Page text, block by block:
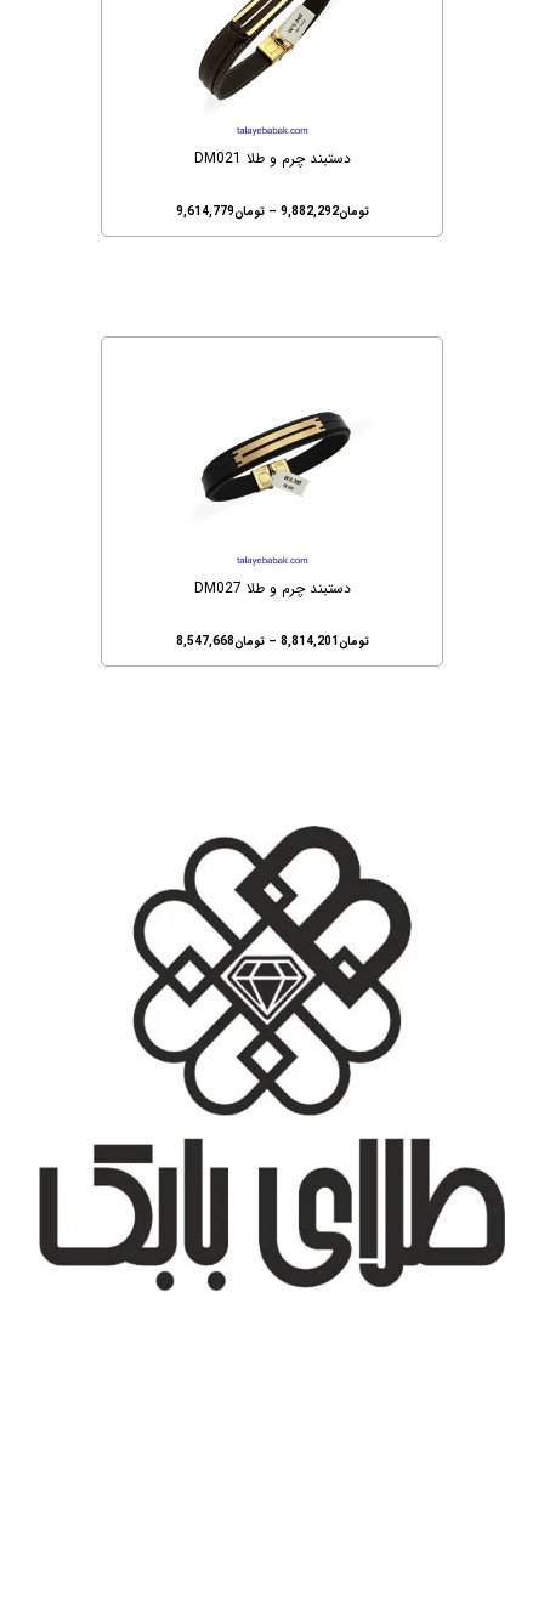
دستبند چرم و طلا DM021
تومان9,882,292
– تومان9,614,779
دستبند چرم و طلا DM027
تومان8,814,201
– تومان8,547,668